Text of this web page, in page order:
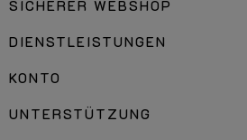
SICHERER WEBSHOP
DIENSTLEISTUNGEN
KONTO
UNTERSTÜTZUNG